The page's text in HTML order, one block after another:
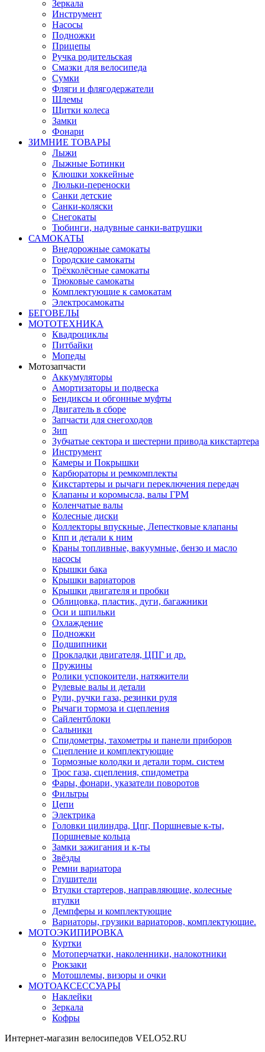
Зеркала
Инструмент
Насосы
Подножки
Прицепы
Ручка родительская
Смазки для велосипеда
Сумки
Фляги и флягодержатели
Шлемы
Щитки колеса
Замки
Фонари
ЗИМНИЕ ТОВАРЫ
Лыжи
Лыжные Ботинки
Клюшки хоккейные
Люльки-переноски
Санки детские
Санки-коляски
Снегокаты
Тюбинги, надувные санки-ватрушки
САМОКАТЫ
Внедорожные самокаты
Городские самокаты
Трёхколёсные самокаты
Трюковые самокаты
Комплектующие к самокатам
Электросамокаты
БЕГОВЕЛЫ
МОТОТЕХНИКА
Квадроциклы
Питбайки
Мопеды
Мотозапчасти
Аккумуляторы
Амортизаторы и подвеска
Бендиксы и обгонные муфты
Двигатель в сборе
Запчасти для снегоходов
Зип
Зубчатые сектора и шестерни привода кикстартера
Инструмент
Камеры и Покрышки
Карбюраторы и ремкомплекты
Кикстартеры и рычаги переключения передач
Клапаны и коромысла, валы ГРМ
Коленчатые валы
Колесные диски
Коллекторы впускные, Лепестковые клапаны
Кпп и детали к ним
Краны топливные, вакуумные, бензо и масло
насосы
Крышки бака
Крышки вариаторов
Крышки двигателя и пробки
Облицовка, пластик, дуги, багажники
Оси и шпильки
Охлаждение
Подножки
Подшипники
Прокладки двигателя, ЦПГ и др.
Пружины
Ролики успокоители, натяжители
Рулевые валы и детали
Рули, ручки газа, резинки руля
Рычаги тормоза и сцепления
Сайлентблоки
Сальники
Спидометры, тахометры и панели приборов
Сцепление и комплектующие
Тормозные колодки и детали торм. систем
Трос газа, сцепления, спидометра
Фары, фонари, указатели поворотов
Фильтры
Цепи
Электрика
Головки цилиндра, Цпг, Поршневые к-ты,
Поршневые кольца
Замки зажигания и к-ты
Звёзды
Ремни вариатора
Глушители
Втулки стартеров, направляющие, колесные
втулки
Демпферы и комплектующие
Вариаторы, грузики вариаторов, комплектующие.
МОТОЭКИПИРОВКА
Куртки
Мотоперчатки, наколенники, налокотники
Рюкзаки
Мотошлемы, визоры и очки
МОТОАКСЕССУАРЫ
Наклейки
Зеркала
Кофры
Интернет-магазин велосипедов VELO52.RU